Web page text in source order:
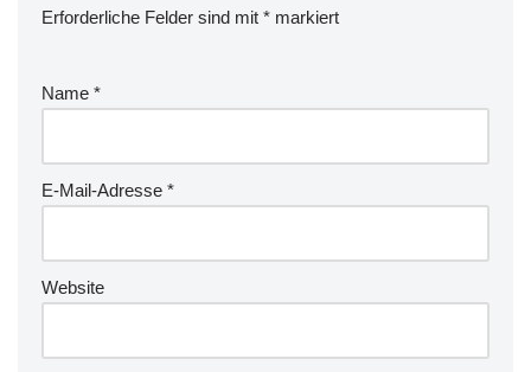
Erforderliche Felder sind mit * markiert
Name *
E-Mail-Adresse *
Website